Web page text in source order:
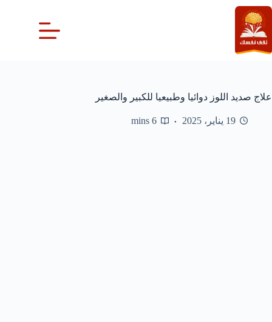
التجاوز
إلى
المحتوى
علاج صديد اللوز دوائيا وطبيعيا للكبير والصغير
19 يناير، 2025 6 mins